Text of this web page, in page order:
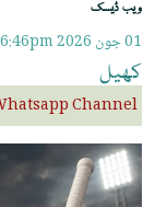
ویب ڈیسک
01 جون 2026
کھیل
Channel